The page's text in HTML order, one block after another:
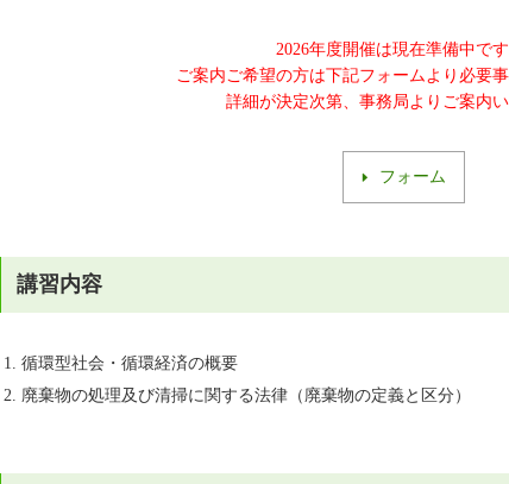
2026年度開催は現在準備中です
ご案内ご希望の方は下記フォームより必要事項を
詳細が決定次第、事務局よりご案内いたし
フォーム
講習内容
循環型社会・循環経済の概要
廃棄物の処理及び清掃に関する法律（廃棄物の定義と区分）